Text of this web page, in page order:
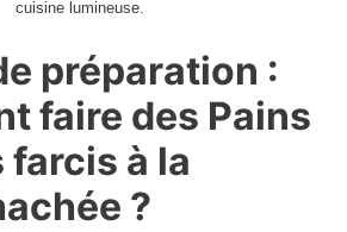
cuisine lumineuse.
préparation :
faire des Pains
farcis à la
?